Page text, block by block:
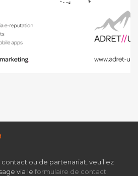
ou de partenariat, veuillez
via le formulaire de contact.